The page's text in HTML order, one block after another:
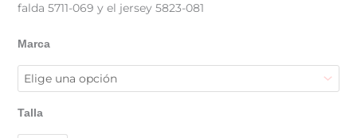
falda 5711-069 y el jersey 5823-081
Marca
Talla